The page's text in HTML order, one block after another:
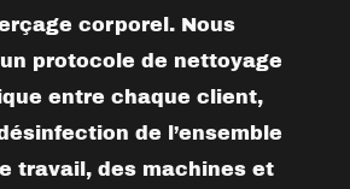
corporel. Nous
protocole de nettoyage
entre chaque client,
de l’ensemble
travail, des machines et